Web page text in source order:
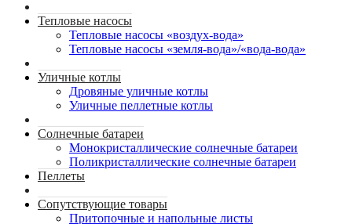
Тепловые насосы
Тепловые насосы «воздух-вода»
Тепловые насосы «земля-вода»/«вода-вода»
Уличные котлы
Дровяные уличные котлы
Уличные пеллетные котлы
Солнечные батареи
Монокристаллические солнечные батареи
Поликристаллические солнечные батареи
Пеллеты
Сопутствующие товары
Притопочные и напольные листы